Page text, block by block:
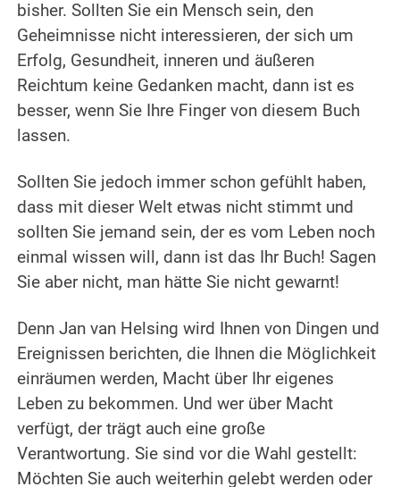
bisher. Sollten Sie ein Mensch sein, den
Geheimnisse nicht interessieren, der sich um
Erfolg, Gesundheit, inneren und äußeren
Reichtum keine Gedanken macht, dann ist es
besser, wenn Sie Ihre Finger von diesem Buch
lassen.
Sollten Sie jedoch immer schon gefühlt haben,
dass mit dieser Welt etwas nicht stimmt und
sollten Sie jemand sein, der es vom Leben noch
einmal wissen will, dann ist das Ihr Buch! Sagen
Sie aber nicht, man hätte Sie nicht gewarnt!
Denn Jan van Helsing wird Ihnen von Dingen und
Ereignissen berichten, die Ihnen die Möglichkeit
einräumen werden, Macht über Ihr eigenes
Leben zu bekommen. Und wer über Macht
verfügt, der trägt auch eine große
Verantwortung. Sie sind vor die Wahl gestellt:
Möchten Sie auch weiterhin gelebt werden oder